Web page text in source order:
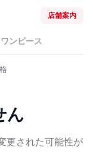
店舗案内
ワンピース
ん
更された可能性が